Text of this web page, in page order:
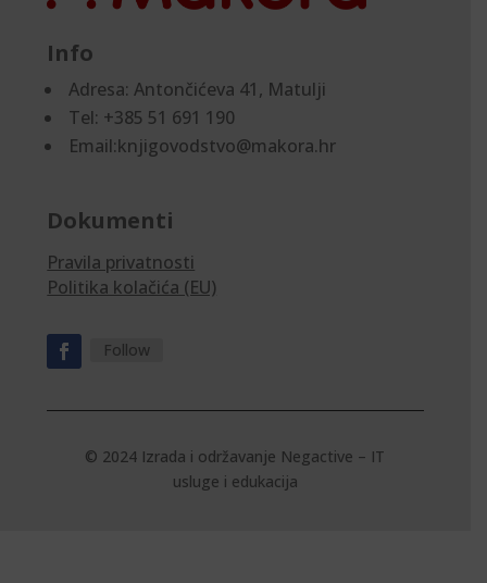
Info
Adresa:Antončićeva 41, Matulji
Tel: +385 51 691 190
Email:knjigovodstvo@makora.hr
Dokumenti
Pravila privatnosti
Politika kolačića (EU)
Follow
© 2024 Izrada i održavanje Negactive – IT
usluge i edukacija